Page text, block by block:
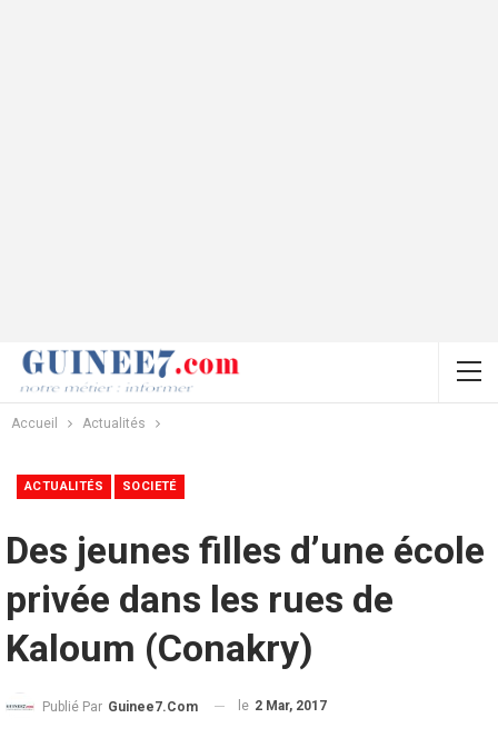
Accueil Actualités
ACTUALITÉS SOCIETÉ
Des jeunes filles d’une école
privée dans les rues de
Kaloum (Conakry)
Publié Par Guinee7.com le 2 Mar, 2017